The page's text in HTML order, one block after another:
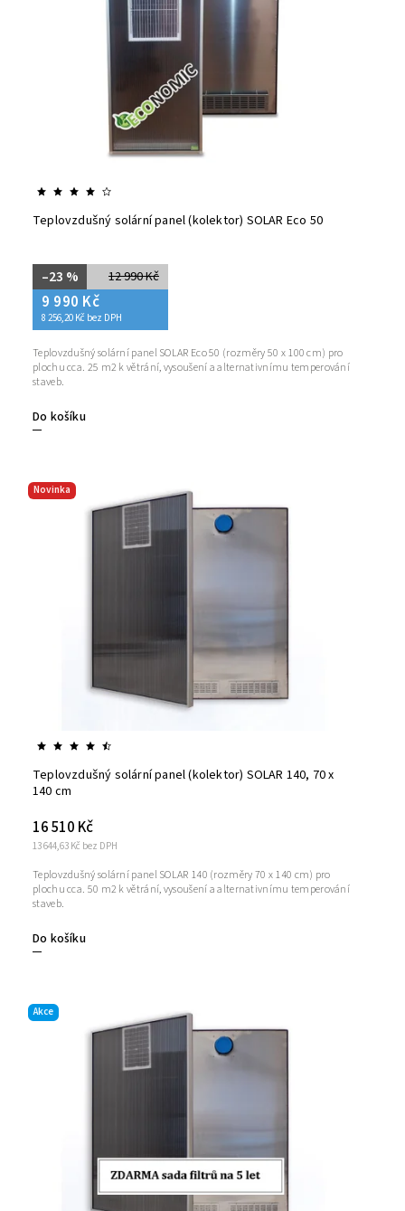
Teplovzdušný solární panel (kolektor) SOLAR Eco 50
12 990 Kč
–23 %
9 990 Kč
8 256,20 Kč bez DPH
Do košíku
Teplovzdušný solární panel SOLAR Eco 50 (rozměry 50 x 100 cm) pro
plochu cca. 25 m2 k větrání, vysoušení a alternativnímu temperování
staveb.
Novinka
Teplovzdušný solární panel (kolektor) SOLAR 140, 70 x
140 cm
13 644,63 Kč bez DPH
16 510 Kč
Do košíku
Teplovzdušný solární panel SOLAR 140 (rozměry 70 x 140 cm) pro
plochu cca. 50 m2 k větrání, vysoušení a alternativnímu temperování
staveb.
Akce